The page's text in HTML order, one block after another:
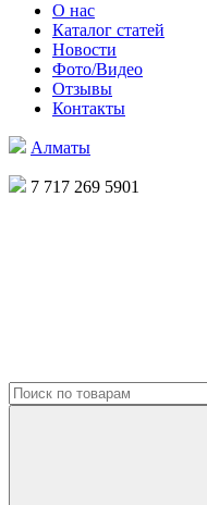
О нас
Каталог статей
Новости
Фото/Видео
Отзывы
Контакты
Алматы
7 717 269 5901